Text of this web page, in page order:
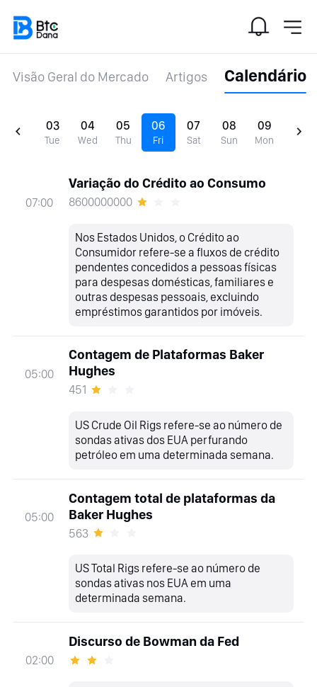
Visão Geral do Mercado Artigos Calendário
03
Tue
04
Wed
05
Thu
06
Fri
07
Sat
08
Sun
09
Mon
07:00
Variação do Crédito ao Consumo
8600000000
Nos Estados Unidos, o Crédito ao
Consumidor refere-se a fluxos de crédito
pendentes concedidos a pessoas físicas
para despesas domésticas, familiares e
outras despesas pessoais, excluindo
empréstimos garantidos por imóveis.
05:00
Contagem de Plataformas Baker
Hughes
451
US Crude Oil Rigs refere-se ao número de
sondas ativas dos EUA perfurando
petróleo em uma determinada semana.
05:00
Contagem total de plataformas da
Baker Hughes
563
US Total Rigs refere-se ao número de
sondas ativas nos EUA em uma
determinada semana.
02:00
Discurso de Bowman da Fed